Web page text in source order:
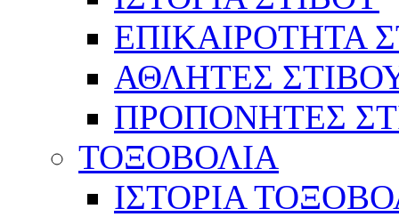
ΕΠΙΚΑΙΡΟΤΗΤΑ
ΑΘΛΗΤΕΣ
ΠΡΟΠΟΝΗΤΕΣ
ΤΟΞΟΒΟΛΙΑ
ΙΣΤΟΡΙΑ